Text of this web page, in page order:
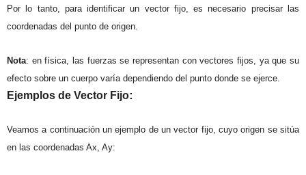
Por lo tanto, paraidentificar un vectorfijo, es necesario precisar las
coordenadas del punto de origen.
Nota: en física, las fuerzas serepresentan con vectores fijos, ya quesu
efecto sobre un cuerpo varía dependiendo del punto donde se ejerce.
Ejemplos de Vector Fijo:
Veamos a continuación un ejemplo de un vector fijo, cuyo origen se sitúa
en las coordenadas Ax, Ay: